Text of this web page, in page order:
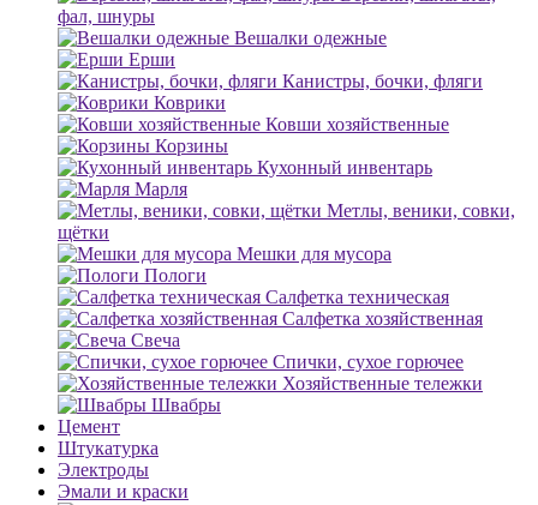
фал, шнуры
Вешалки одежные
Ерши
Канистры, бочки, фляги
Коврики
Ковши хозяйственные
Корзины
Кухонный инвентарь
Марля
Метлы, веники, совки,
щётки
Мешки для мусора
Пологи
Салфетка техническая
Салфетка хозяйственная
Свеча
Спички, сухое горючее
Хозяйственные тележки
Швабры
Цемент
Штукатурка
Электроды
Эмали и краски